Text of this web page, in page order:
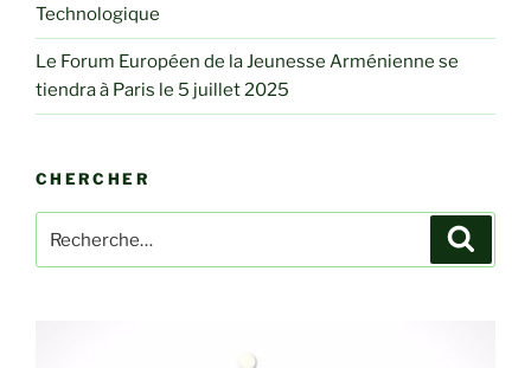
Technologique
Le Forum Européen de la Jeunesse Arménienne se
tiendra à Paris le 5 juillet 2025
CHERCHER
pour